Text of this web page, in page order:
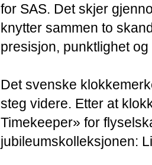
for SAS. Det skjer
knytter sammen to
presisjon, punktlighet
Det svenske
steg videre. Etter at
Timekeeper» for
jubileumskolleksjonen: